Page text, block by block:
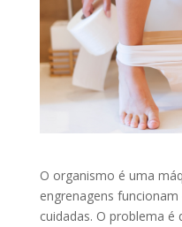
O organismo é uma
engrenagens
cuidadas. O problema